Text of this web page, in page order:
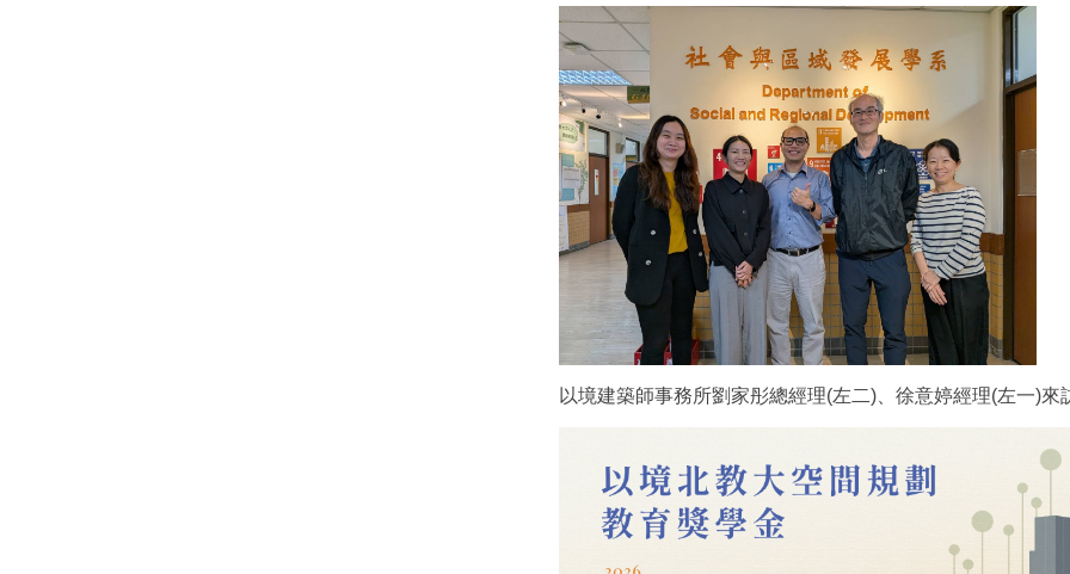
以境建築師事務所劉家彤總經理(左二)、徐意婷經理(左一)來